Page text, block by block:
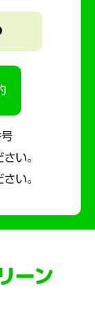
い。
い。